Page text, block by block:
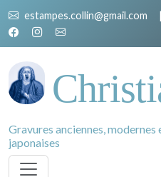
estampes.collin@gmail.com |
Gravures anciennes,
japonaises